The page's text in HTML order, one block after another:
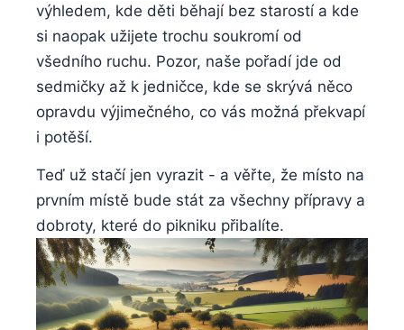
‍výhledem,⁣ kde děti běhají bez starostí a kde
si naopak ⁤užijete trochu soukromí⁣ od
všedního ruchu. Pozor, naše‌ pořadí jde od
sedmičky až k ‌jedničce, kde⁤ se skrývá něco
opravdu výjimečného, ⁤co ​vás možná překvapí
i potěší.
Teď‌ už stačí jen vyrazit ⁣- ​a ⁢věřte,⁢ že místo na
prvním místě bude ⁤stát za všechny přípravy​ a
​dobroty, ‌které do ‍pikniku⁣ přibalíte.